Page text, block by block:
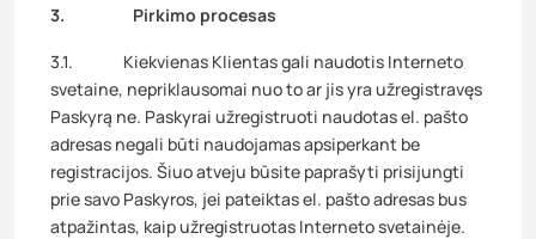
3. Pirkimo procesas
3.1. Kiekvienas Klientas gali naudotis Interneto
svetaine, nepriklausomai nuo to ar jis yra užregistravęs
Paskyrą ne. Paskyrai užregistruoti naudotas el. pašto
adresas negali būti naudojamas apsiperkant be
registracijos. Šiuo atveju būsite paprašyti prisijungti
prie savo Paskyros, jei pateiktas el. pašto adresas bus
atpažintas, kaip užregistruotas Interneto svetainėje.